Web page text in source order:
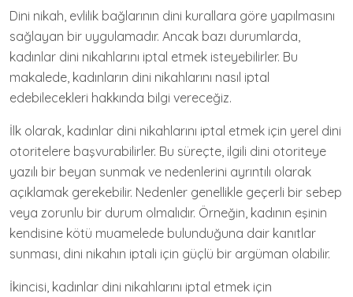
Dini nikah, evlilik bağlarının dini kurallara göre yapılmasını
sağlayan bir uygulamadır. Ancak bazı durumlarda,
kadınlar dini nikahlarını iptal etmek isteyebilirler. Bu
makalede, kadınların dini nikahlarını nasıl iptal
edebilecekleri hakkında bilgi vereceğiz.
İlk olarak, kadınlar dini nikahlarını iptal etmek için yerel dini
otoritelere başvurabilirler. Bu süreçte, ilgili dini otoriteye
yazılı bir beyan sunmak ve nedenlerini ayrıntılı olarak
açıklamak gerekebilir. Nedenler genellikle geçerli bir sebep
veya zorunlu bir durum olmalıdır. Örneğin, kadının eşinin
kendisine kötü muamelede bulunduğuna dair kanıtlar
sunması, dini nikahın iptali için güçlü bir argüman olabilir.
İkincisi, kadınlar dini nikahlarını iptal etmek için